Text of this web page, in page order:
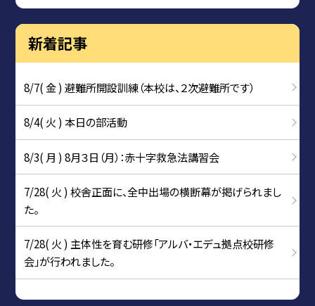
新着記事
8/7( 金 ) 避難所開設訓練（本校は、２次避難所です）
8/4( 火 ) 本日の部活動
8/3( 月 ) 8月３日（月）：赤十字救急法講習会
7/28( 火 ) 校舎正面に、全中出場の横断幕が掲げられまし
た。
7/28( 火 ) 主体性を育む研修「アルバ・エデュ拠点校研修
会」が行われました。